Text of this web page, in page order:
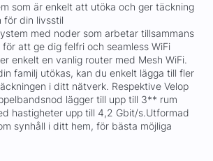
som är enkelt att utöka och ger täckning
för din livsstil
med noder som arbetar tillsammans
att ge dig felfri och seamless WiFi
enkelt en vanlig router med Mesh WiFi.
familj utökas, kan du enkelt lägga till fler
i ditt nätverk. Respektive Velop
lägger till upp till 3** rum
hastigheter upp till 4,2 Gbit/s.Utformad
synhåll i ditt hem, för bästa möjliga